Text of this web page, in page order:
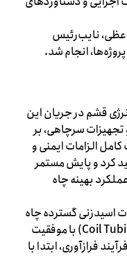
نایب‌رئیس
انجام شد.
قشم در جریان این
سرچاهی، بر
الزامات ایمنی و
کرد و پایش مستمر
بهینه چاه
اسیدزنی گسترده چاه
۵۴۴ با بهره‌گیری از لوله مغزی سیار (Coil Tubing) با موفقیت
فرازآوری، ابتدا با